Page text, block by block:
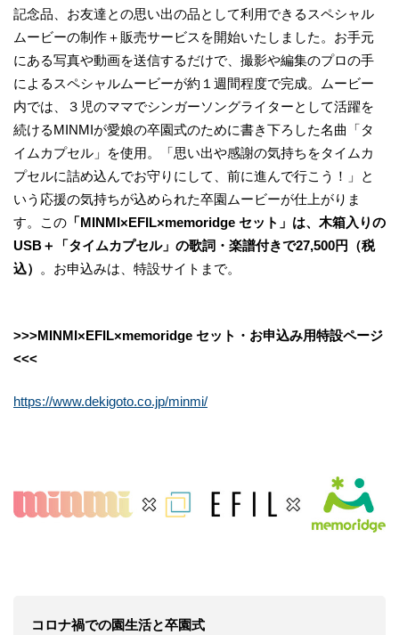
記念品、お友達との思い出の品として利用できるスペシャル
ムービーの制作＋販売サービスを開始いたしました。お手元
にある写真や動画を送信するだけで、撮影や編集のプロの手
によるスペシャルムービーが約１週間程度で完成。ムービー
内では、３児のママでシンガーソングライターとして活躍を
続けるMINMIが愛娘の卒園式のために書き下ろした名曲「タ
イムカプセル」を使用。「思い出や感謝の気持ちをタイムカ
プセルに詰め込んでお守りにして、前に進んで行こう！」と
いう応援の気持ちが込められた卒園ムービーが仕上がりま
す。この 「MINMI×EFIL×memoridge セット」は、木箱入りの
USB＋「タイムカプセル」の歌詞・楽譜付きで27,500円（税
込）
。お申込みは、特設サイトまで。
>>>MINMI×EFIL×memoridge セット・お申込み用特設ページ
<<<
https://www.dekigoto.co.jp/minmi/
コロナ禍での園生活と卒園式